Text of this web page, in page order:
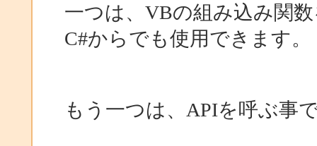
一つは、VBの組み込み関
C#からでも使用できます。
もう一つは、APIを呼ぶ事